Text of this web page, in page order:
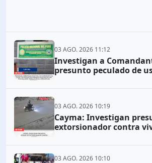
03 AGO. 2026 11:12
Investigan a
presunto peculado de
03 AGO. 2026 10:19
Cayma: Investigan
extorsionador contra
03 AGO. 2026 10:10